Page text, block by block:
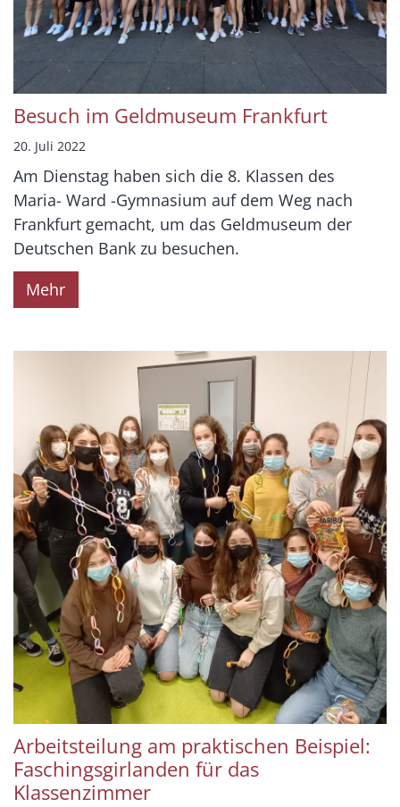
Besuch im Geldmuseum Frankfurt
20. Juli 2022
Am Dienstag haben sich die 8. Klassen des
Maria- Ward -Gymnasium auf dem Weg nach
Frankfurt gemacht, um das Geldmuseum der
Deutschen Bank zu besuchen.
Mehr
Arbeitsteilung am praktischen Beispiel:
Faschingsgirlanden für das
Klassenzimmer